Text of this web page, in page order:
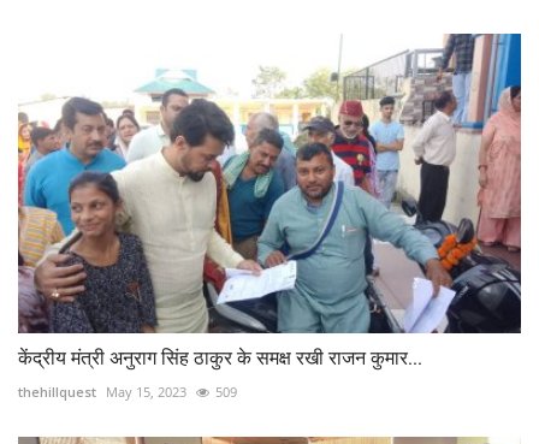
केंद्रीय मंत्री अनुराग सिंह ठाकुर के समक्ष रखी राजन कुमार...
thehillquest May 15, 2023 509